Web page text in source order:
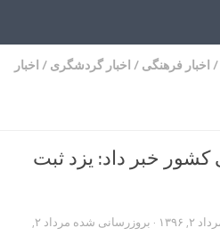
/ اخبار فرهنگی / اخبار گردشگری / اخبار
خبر داد: یزد ثبت
۲, ۱۳۹۶ · بروزرسانی شده
مرداد ۲,